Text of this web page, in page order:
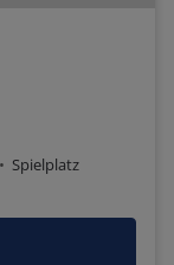
Spielplatz